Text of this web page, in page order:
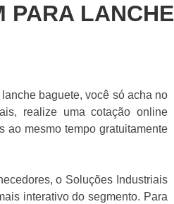
PARA LANCHE
baguete, você só acha no
realize uma cotação online
ao mesmo tempo gratuitamente
o Soluções Industriais
interativo do segmento. Para